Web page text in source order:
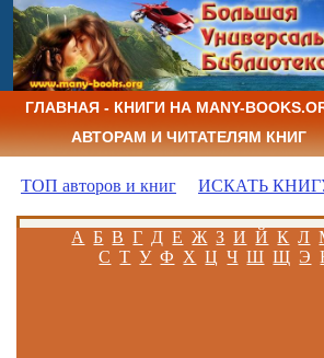
ГЛАВНАЯ - КНИГИ НА MANY-
АВТОРАМ И ЧИТАТЕЛЯМ КНИГ
ТОП авторов и книг ИСКАТЬ
А Б В Г Д Е Ж З И Й К Л
С Т У Ф Х Ц Ч Ш Щ Э